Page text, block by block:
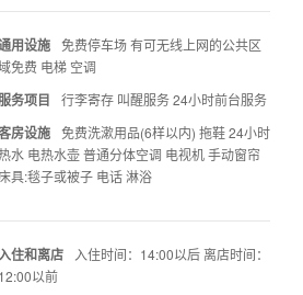
用设施 免费停车场 有可无线上网的公共区
免费 电梯 空调
务项目 行李寄存 叫醒服务 24小时前台服务
房设施 免费洗漱用品(6样以内) 拖鞋 24小时
水 电热水壶 普通分体空调 电视机 手动窗帘
具:毯子或被子 电话 淋浴
住和离店
入住时间：14:00以后 离店时间：
12:00以前